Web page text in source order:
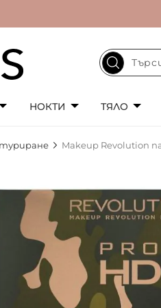
НОКТИ ТЯЛО
Makeup Revolution